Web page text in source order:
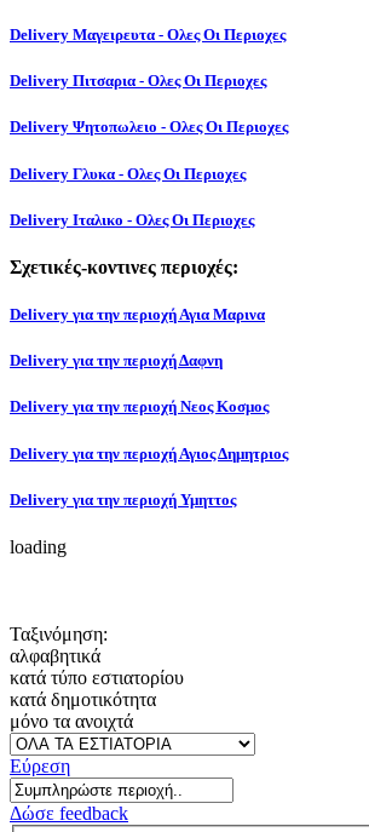
Delivery Μαγειρευτα - Ολες Οι Περιοχες
Delivery Πιτσαρια - Ολες Οι Περιοχες
Delivery Ψητοπωλειο - Ολες Οι Περιοχες
Delivery Γλυκα - Ολες Οι Περιοχες
Delivery Ιταλικο - Ολες Οι Περιοχες
Σχετικές-κοντινες περιοχές:
Delivery για την περιοχή Αγια Μαρινα
Delivery για την περιοχή Δαφνη
Delivery για την περιοχή Νεος Κοσμος
Delivery για την περιοχή Αγιος Δημητριος
Delivery για την περιοχή Υμηττος
loading
Ταξινόμηση:
αλφαβητικά
κατά τύπο εστιατορίου
κατά δημοτικότητα
μόνο τα ανοιχτά
Εύρεση
Δώσε feedback